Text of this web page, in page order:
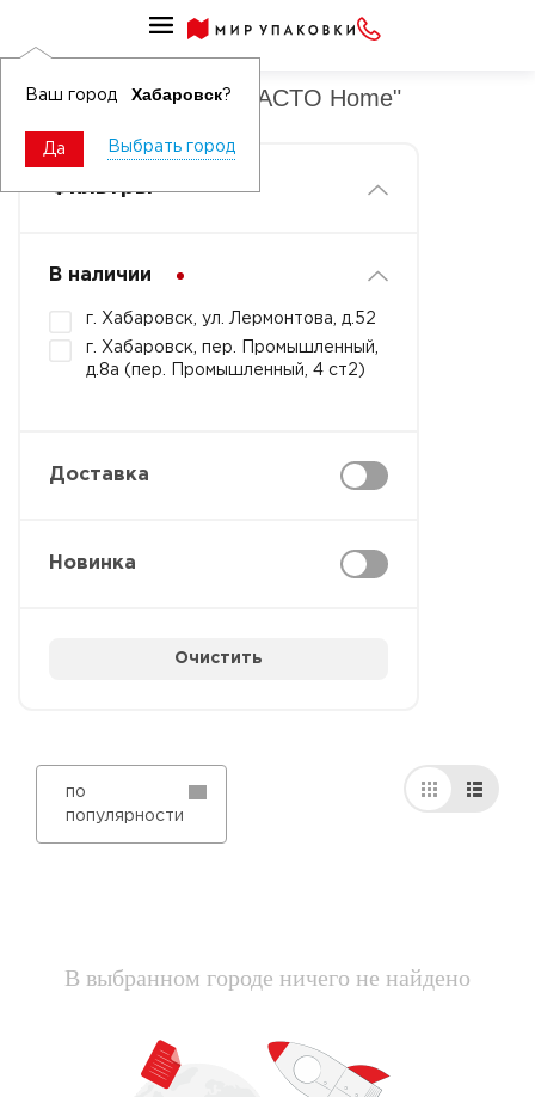
Ваш город Хабаровск?
Да Выбрать город
СЫРЬЕ И КОМПЛЕКТУЮЩИЕ ДЛЯ ПРОИЗВОДСТВА
Комплектующие "IMPACTO Home"
Фильтры
В наличии
г. Хабаровск, ул. Лермонтова, д.52
г. Хабаровск, пер. Промышленный,
д.8а (пер. Промышленный, 4 ст2)
Доставка
Новинка
Очистить
по
популярности
В выбранном городе ничего не найдено